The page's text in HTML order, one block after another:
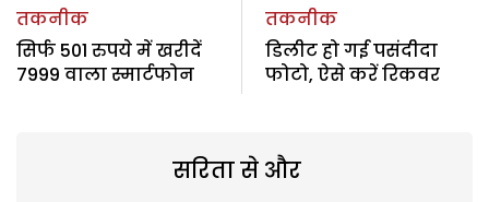
तकनीक
सिर्फ 501 रुपये में खरीदें
7999 वाला स्मार्टफोन
तकनीक
डिलीट हो गई पसंदीदा
फोटो, ऐसे करें रिकवर
सरिता से और